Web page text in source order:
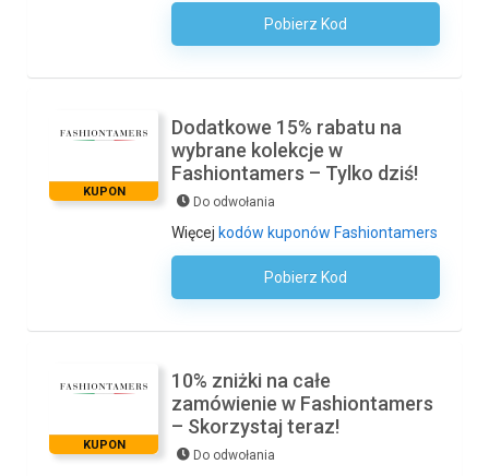
Pobierz Kod
Kod Nie Jest Wymagany
KUPON
Dodatkowe 15% rabatu na
wybrane kolekcje w
Fashiontamers – Tylko dziś!
Do odwołania
Więcej kodów kuponów Fashiontamers
Pobierz Kod
Kod Nie Jest Wymagany
KUPON
10% zniżki na całe
zamówienie w Fashiontamers
– Skorzystaj teraz!
Do odwołania